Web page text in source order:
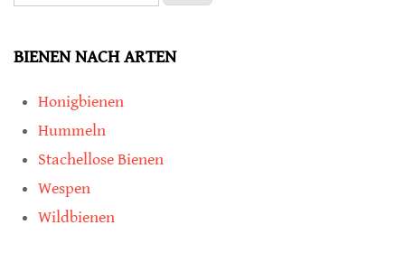
BIENEN NACH ARTEN
Honigbienen
Hummeln
Stachellose Bienen
Wespen
Wildbienen